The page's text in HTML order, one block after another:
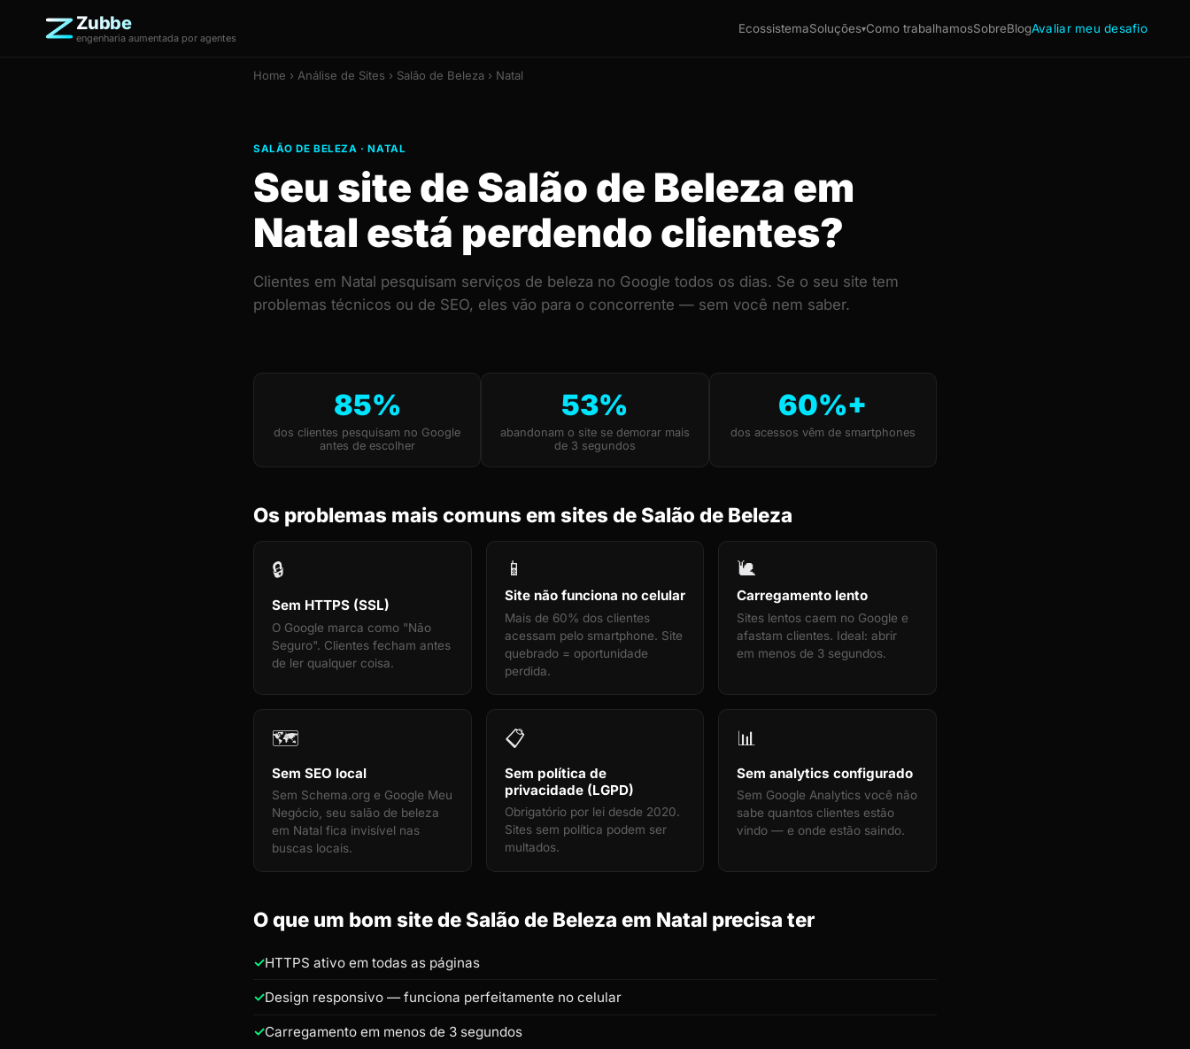
Zubbe
engenharia aumentada por agentes
EcossistemaSoluções▾Como trabalhamosSobreBlogAvaliar meu desafio
Home › Análise de Sites › Salão de Beleza › Natal
SALÃO DE BELEZA · NATAL
Seu site de Salão de Beleza em
Natal está perdendo clientes?
Clientes em Natal pesquisam serviços de beleza no Google todos os dias. Se o seu site tem
problemas técnicos ou de SEO, eles vão para o concorrente — sem você nem saber.
85%
dos clientes pesquisam no Google
antes de escolher
53%
abandonam o site se demorar mais
de 3 segundos
60%+
dos acessos vêm de smartphones
Os problemas mais comuns em sites de Salão de Beleza
🔒
Sem HTTPS (SSL)
O Google marca como "Não
Seguro". Clientes fecham antes
de ler qualquer coisa.
📱
Site não funciona no celular
Mais de 60% dos clientes
acessam pelo smartphone. Site
quebrado = oportunidade
perdida.
🐌
Carregamento lento
Sites lentos caem no Google e
afastam clientes. Ideal: abrir
em menos de 3 segundos.
🗺️
Sem SEO local
Sem Schema.org e Google Meu
Negócio, seu salão de beleza
em Natal fica invisível nas
buscas locais.
📋
Sem política de
privacidade (LGPD)
Obrigatório por lei desde 2020.
Sites sem política podem ser
multados.
📊
Sem analytics configurado
Sem Google Analytics você não
sabe quantos clientes estão
vindo — e onde estão saindo.
O que um bom site de Salão de Beleza em Natal precisa ter
HTTPS ativo em todas as páginas
Design responsivo — funciona perfeitamente no celular
Carregamento em menos de 3 segundos